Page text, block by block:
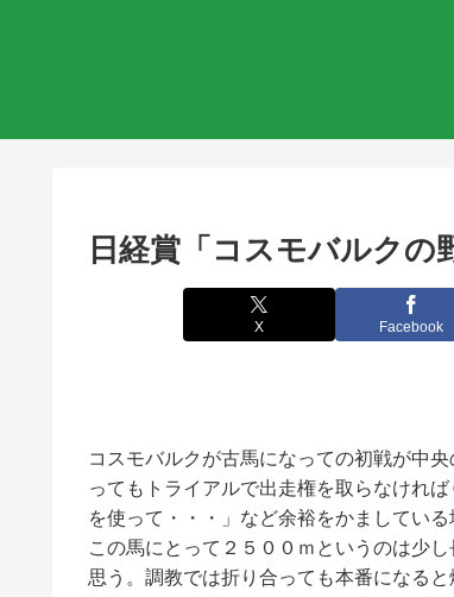
日経賞「コスモバルクの
X Facebook
コスモバルクが古馬になっての初戦が中
ってもトライアルで出走権を取らなけれ
を使って・・・」など余裕をかましてい
この馬にとって２５００ｍというのは少
思う。調教では折り合っても本番になる